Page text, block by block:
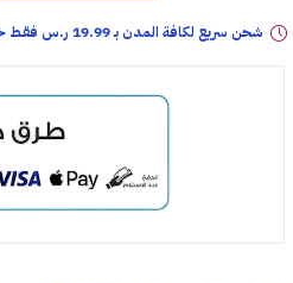
شحن سريع لكافة المدن بـ 19.99 ر.س فقـط خلال: